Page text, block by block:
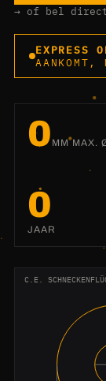
→ of bel
EXPRESS
AANKOMT,
0 MM MAX.
0
JAAR
C.E.